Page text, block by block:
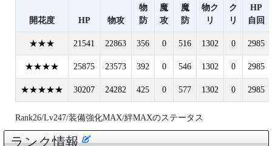
開花度 HP 物攻
物
防
魔
攻
魔
防
物ク
リ
ク
リ
HP
自回
★★★ 21541 22863 356 0 516 1302 0 2985
★★★★ 25875 23573 392 0 546 1302 0 2985
★★★★★ 30207 24282 425 0 577 1302 0 2985
Rank26/Lv247/装備強化MAX/絆MAXのステータス
ランク情報